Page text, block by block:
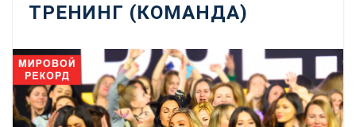
ТРЕНИНГ (КОМАНДА)